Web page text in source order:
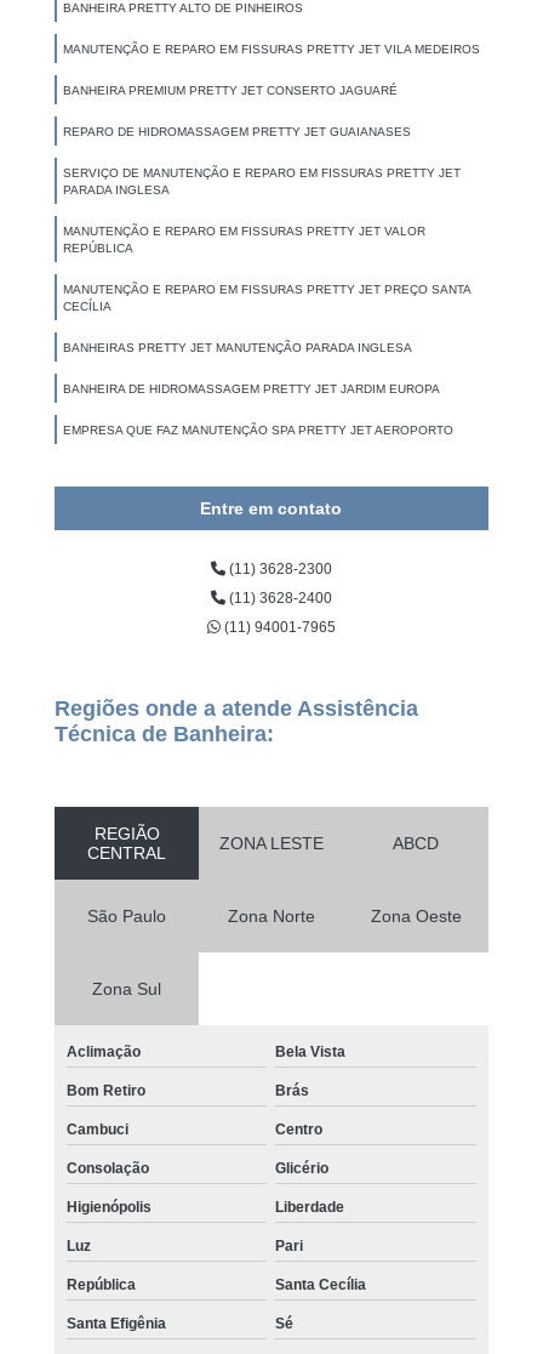
BANHEIRA PRETTY ALTO DE PINHEIROS
MANUTENÇÃO E REPARO EM FISSURAS PRETTY JET VILA MEDEIROS
BANHEIRA PREMIUM PRETTY JET CONSERTO JAGUARÉ
REPARO DE HIDROMASSAGEM PRETTY JET GUAIANASES
SERVIÇO DE MANUTENÇÃO E REPARO EM FISSURAS PRETTY JET
PARADA INGLESA
MANUTENÇÃO E REPARO EM FISSURAS PRETTY JET VALOR
REPÚBLICA
MANUTENÇÃO E REPARO EM FISSURAS PRETTY JET PREÇO SANTA
CECÍLIA
BANHEIRAS PRETTY JET MANUTENÇÃO PARADA INGLESA
BANHEIRA DE HIDROMASSAGEM PRETTY JET JARDIM EUROPA
EMPRESA QUE FAZ MANUTENÇÃO SPA PRETTY JET AEROPORTO
Entre em contato
(11) 3628-2300
(11) 3628-2400
(11) 94001-7965
Regiões onde a atende Assistência
Técnica de Banheira:
REGIÃO
CENTRAL
ZONA LESTE ABCD
São Paulo Zona Norte Zona Oeste
Zona Sul
Aclimação Bela Vista
Bom Retiro Brás
Cambuci Centro
Consolação Glicério
Higienópolis Liberdade
Luz Pari
República Santa Cecília
Santa Efigênia Sé